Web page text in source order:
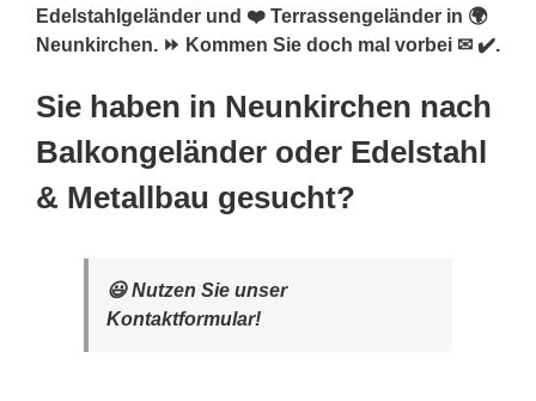
Edelstahlgeländer und ❤️ Terrassengeländer in 🌍
Neunkirchen. ⏩ Kommen Sie doch mal vorbei ✉ ✔️.
Sie haben in Neunkirchen nach
Balkongeländer oder Edelstahl
& Metallbau gesucht?
😃 Nutzen Sie unser
Kontaktformular!